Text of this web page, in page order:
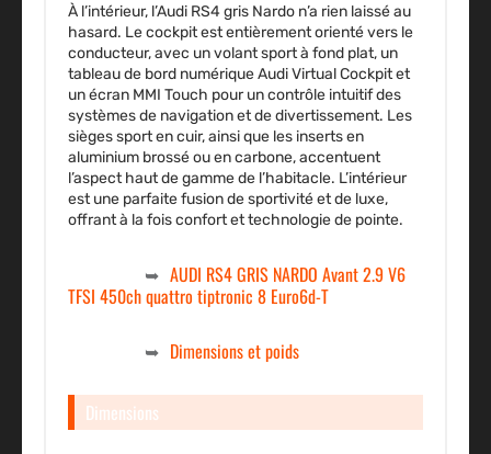
À l’intérieur, l’Audi RS4 gris Nardo n’a rien laissé au
hasard. Le cockpit est entièrement orienté vers le
conducteur, avec unvolant sportà fond plat, un
tableau de bord numériqueAudi Virtual Cockpitet
un écran MMI Touch pour un contrôle intuitif des
systèmes de navigation et de divertissement. Les
sièges sport en cuir, ainsi que les inserts en
aluminium brossé ou en carbone, accentuent
l’aspect haut de gamme de l’habitacle. L’intérieur
est une parfaite fusion de sportivité et de luxe,
offrant à la fois confort et technologie de pointe.
AUDI RS4 GRIS NARDO Avant 2.9 V6
TFSI 450ch quattro tiptronic 8 Euro6d-T
Dimensions et poids
Dimensions